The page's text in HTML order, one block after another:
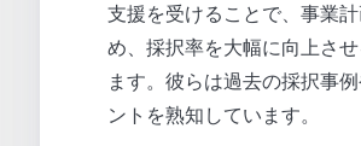
支援を受けることで、事業
め、採択率を大幅に向上さ
ます。彼らは過去の採択事
ントを熟知しています。